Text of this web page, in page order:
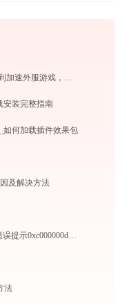
小黑盒加速器使用指南：从下载安装到加速外服游戏，免费版够用吗
安装完整指南
如何加载插件效果包
及解决方法
税控发票开票 MainExecuteS.exe运行错误提示0xc000000d的解决办法
法